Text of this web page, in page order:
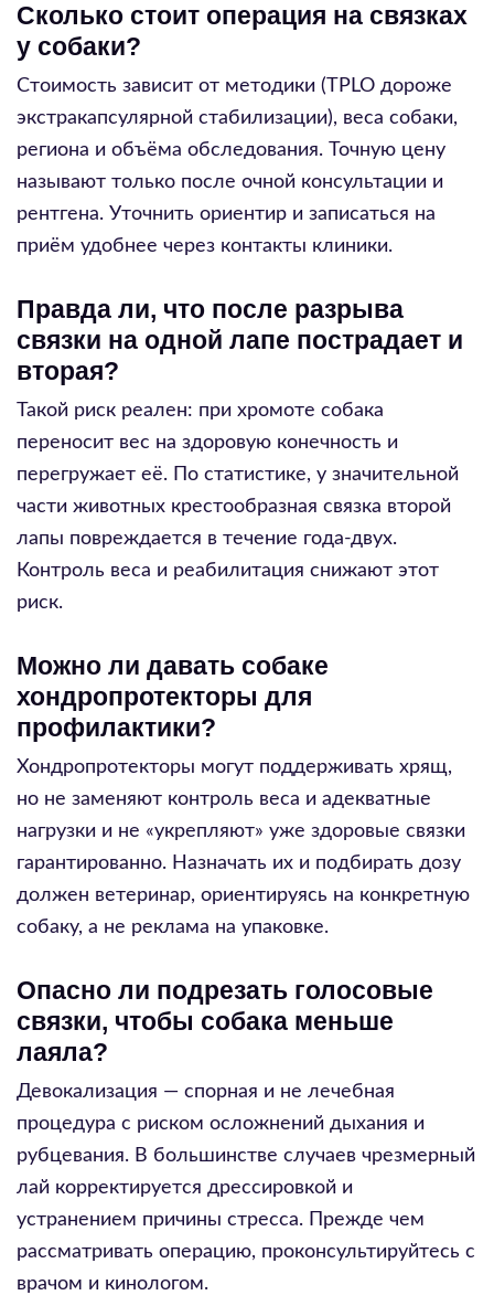
Сколько стоит операция на связках
у собаки?
Стоимость зависит от методики (TPLO дороже
экстракапсулярной стабилизации), веса собаки,
региона и объёма обследования. Точную цену
называют только после очной консультации и
рентгена. Уточнить ориентир и записаться на
приём удобнее через контакты клиники.
Правда ли, что после разрыва
связки на одной лапе пострадает и
вторая?
Такой риск реален: при хромоте собака
переносит вес на здоровую конечность и
перегружает её. По статистике, у значительной
части животных крестообразная связка второй
лапы повреждается в течение года-двух.
Контроль веса и реабилитация снижают этот
риск.
Можно ли давать собаке
хондропротекторы для
профилактики?
Хондропротекторы могут поддерживать хрящ,
но не заменяют контроль веса и адекватные
нагрузки и не «укрепляют» уже здоровые связки
гарантированно. Назначать их и подбирать дозу
должен ветеринар, ориентируясь на конкретную
собаку, а не реклама на упаковке.
Опасно ли подрезать голосовые
связки, чтобы собака меньше
лаяла?
Девокализация — спорная и не лечебная
процедура с риском осложнений дыхания и
рубцевания. В большинстве случаев чрезмерный
лай корректируется дрессировкой и
устранением причины стресса. Прежде чем
рассматривать операцию, проконсультируйтесь с
врачом и кинологом.